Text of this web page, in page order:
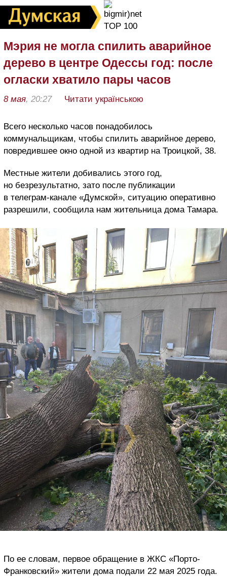
Мэрия не могла спилить аварийное
дерево в центре Одессы год: после
огласки хватило пары часов
8 мая, 20:27 Читати українською
Всего несколько часов понадобилось
коммунальщикам, чтобы спилить аварийное дерево,
повредившее окно одной из квартир на Троицкой, 38.
Местные жители добивались этого год,
но безрезультатно, зато после публикации
в телеграм-канале «Думской», ситуацию оперативно
разрешили, сообщила нам жительница дома Тамара.
По ее словам, первое обращение в ЖКС «Порто-
Франковский» жители дома подали 22 мая 2025 года.